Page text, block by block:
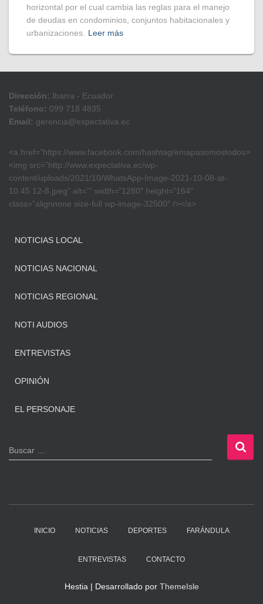
horizontal por el cual cambia las reglas para el manejo
de deudas en condominios, conjuntos habitacionales y
urbanizaciones. Leer más
Dirección: Ibarra - Ecuador
Teléfono: 099 718 4835
Email: gerencia@expectativa.ec
<a href=”https://www.facebook.com/hashtag/emapasomostodos>
<img src=”http://www.expectativa.ec/wp-
content/uploads/2021/10/WhatsApp-Image-2021-10-08-at-
10.45.12-8.jpeg” alt=”” width=”1280″ height=”164″
class=”alignnone size-full wp-image-32500″ /></a>
NOTICIAS LOCAL
NOTICIAS NACIONAL
NOTICIAS REGIONAL
NOTI AUDIOS
ENTREVISTAS
OPINIÓN
EL PERSONAJE
B
u
Buscar …
INICIO NOTICIAS DEPORTES FARÁNDULA
ENTREVISTAS CONTACTO
Hestia | Desarrollado por ThemeIsle